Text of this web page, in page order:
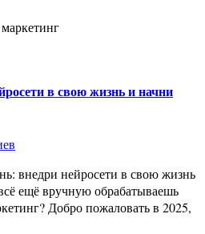
в свою жизнь и начни
внедри нейросети в свою жизнь
ещё вручную обрабатываешь
Добро пожаловать в 2025,